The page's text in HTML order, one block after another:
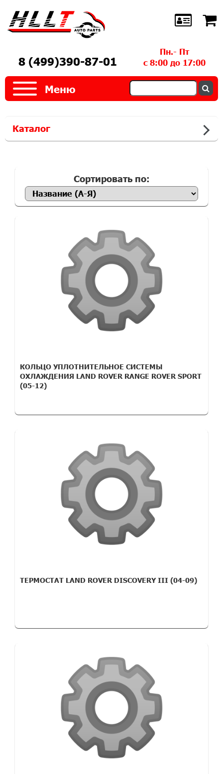
8 (499)390-87-01
Пн.- Пт
с 8:00 до 17:00
Меню
Каталог
Сортировать по:
КОЛЬЦО УПЛОТНИТЕЛЬНОЕ СИСТЕМЫ
ОХЛАЖДЕНИЯ LAND ROVER RANGE ROVER SPORT
(05-12)
ТЕРМОСТАТ LAND ROVER DISCOVERY III (04-09)